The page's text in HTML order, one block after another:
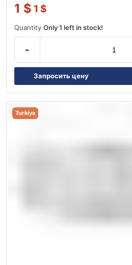
1 $ 1 $
Quantity Only 1 left in stock!
-
Запросить цену
Turkiya